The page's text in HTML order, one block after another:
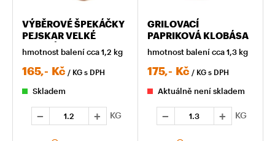
VÝBĚROVÉ ŠPEKÁČKY
PEJSKAR VELKÉ
BALENÍ
hmotnost balení cca 1,2 kg
165,- Kč / KG s DPH
Skladem
KG
GRILOVACÍ
PAPRIKOVÁ KLOBÁSA
hmotnost balení cca 1,3 kg
175,- Kč / KG s DPH
Aktuálně není skladem
KG